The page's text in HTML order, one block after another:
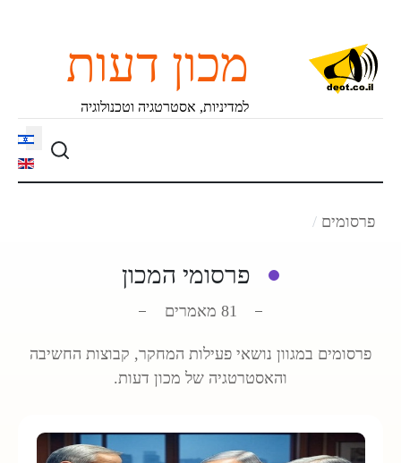
מכון דעות
למדיניות, אסטרטגיה וטכנולוגיה
פרסומים
פרסומי המכון
81 מאמרים
פרסומים במגוון נושאי פעילות המחקר, קבוצות החשיבה
והאסטרטגיה של מכון דעות.